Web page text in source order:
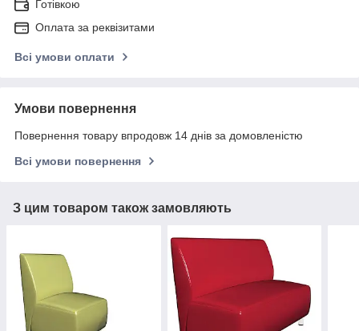
Готівкою
Оплата за реквізитами
Всі умови оплати
Умови повернення
Повернення товару впродовж 14 днів за домовленістю
Всі умови повернення
З цим товаром також замовляють